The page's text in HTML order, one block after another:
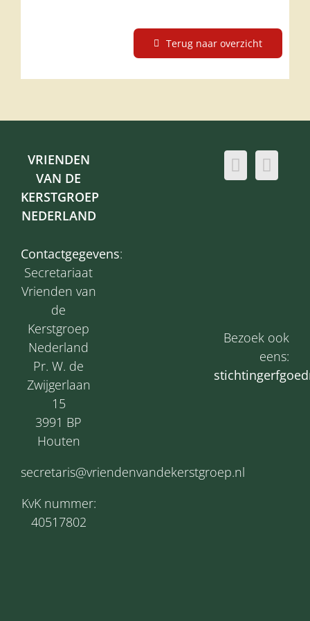
Terug naar overzicht
VRIENDEN
VAN DE
KERSTGROEP
NEDERLAND
Contactgegevens:
Secretariaat
Vrienden van
de
Kerstgroep
Nederland
Pr. W. de
Zwijgerlaan
15
3991 BP
Houten
secretaris@vriendenvandekerstgroep.nl
KvK nummer:
40517802
Bezoek ook
eens:
s